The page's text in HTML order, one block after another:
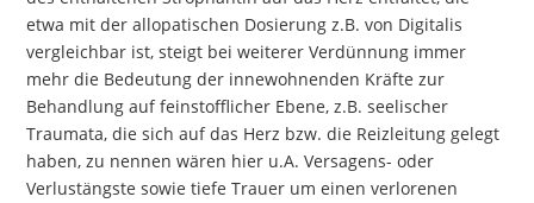
etwa mit der allopatischen Dosierung z.B. von Digitalis
vergleichbar ist, steigt bei weiterer Verdünnung immer
mehr die Bedeutung der innewohnenden Kräfte zur
Behandlung auf feinstofflicher Ebene, z.B. seelischer
Traumata, die sich auf das Herz bzw. die Reizleitung gelegt
haben, zu nennen wären hier u.A. Versagens- oder
Verlustängste sowie tiefe Trauer um einen verlorenen